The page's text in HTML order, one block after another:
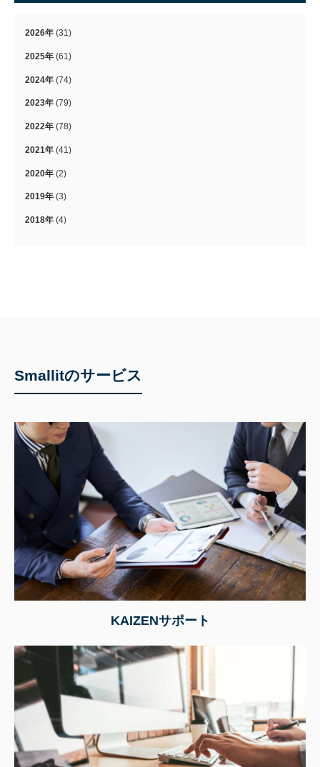
2026年 (31)
2025年 (61)
2024年 (74)
2023年 (79)
2022年 (78)
2021年 (41)
2020年 (2)
2019年 (3)
2018年 (4)
Smallitのサービス
KAIZENサポート